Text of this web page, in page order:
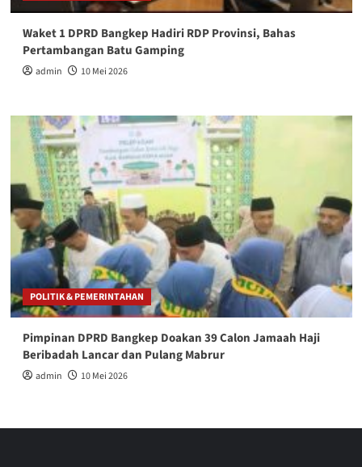
Waket 1 DPRD Bangkep Hadiri RDP Provinsi, Bahas
Pertambangan Batu Gamping
admin 10 Mei 2026
POLITIK & PEMERINTAHAN
Pimpinan DPRD Bangkep Doakan 39 Calon Jamaah Haji
Beribadah Lancar dan Pulang Mabrur
admin 10 Mei 2026